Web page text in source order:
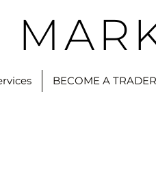
BECOME A TRADER